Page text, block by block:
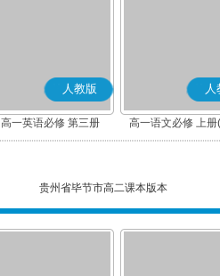
人教版
高一英语必修 第三册
人
高一语文必修 上
贵州省毕节市高二课本版本